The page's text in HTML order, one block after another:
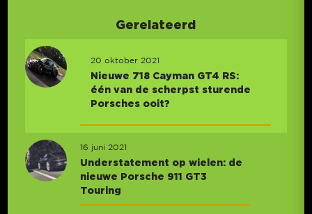
Gerelateerd
20 oktober 2021
Nieuwe 718 Cayman GT4 RS:
één van de scherpst sturende
Porsches ooit?
16 juni 2021
Understatement op wielen: de
nieuwe Porsche 911 GT3
Touring